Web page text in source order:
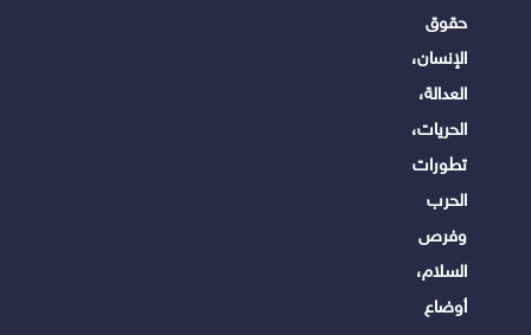
حقوق
الإنسان،
العدالة،
الحريات،
تطورات
الحرب
وفرص
السلام،
أوضاع